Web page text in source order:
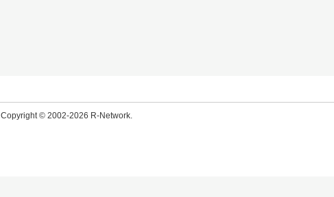
Copyright © 2002-2026 R-Network.